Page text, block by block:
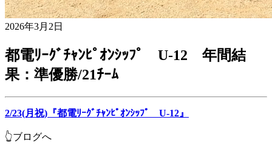
2026年3月2日
都電ﾘｰｸﾞﾁｬﾝﾋﾟｵﾝｼｯﾌﾟ U-12 年間結
果：準優勝/21ﾁｰﾑ
2/23(月祝)『都電ﾘｰｸﾞﾁｬﾝﾋﾟｵﾝｼｯﾌﾟ U-12』
👆ブログへ